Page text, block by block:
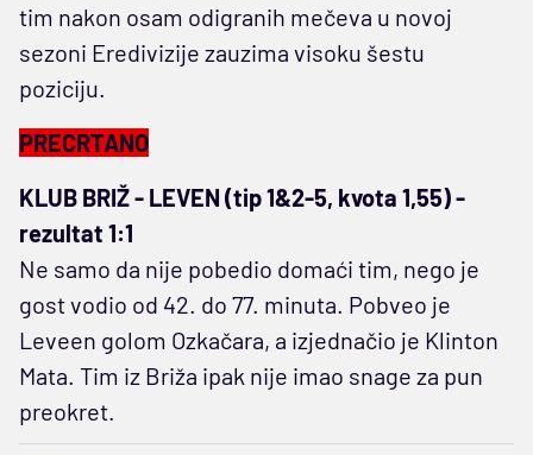
tim nakon osam odigranih mečeva u novoj
sezoni Eredivizije zauzima visoku šestu
poziciju.
PRECRTANO
KLUB BRIŽ - LEVEN (tip 1&2-5, kvota 1,55) -
rezultat 1:1
Ne samo da nije pobedio domaći tim, nego je
gost vodio od 42. do 77. minuta. Pobveo je
Leveen golom Ozkačara, a izjednačio je Klinton
Mata. Tim iz Briža ipak nije imao snage za pun
preokret.